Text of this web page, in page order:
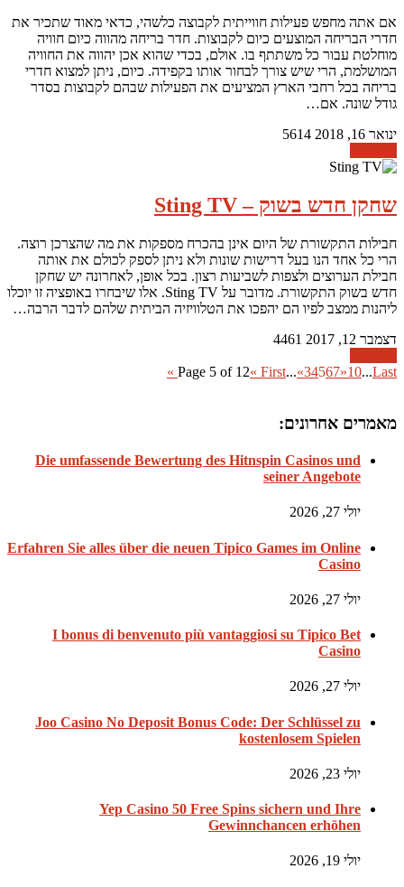
אם אתה מחפש פעילות חווייתית לקבוצה כלשהי, כדאי מאוד שתכיר את
חדרי הבריחה המוצעים כיום לקבוצות. חדר בריחה מהווה כיום חוויה
מוחלטת עבור כל משתתף בו. אולם, בכדי שהוא אכן יהווה את החוויה
המושלמת, הרי שיש צורך לבחור אותו בקפידה. כיום, ניתן למצוא חדרי
בריחה בכל רחבי הארץ המציעים את הפעילות שבהם לקבוצות בסדר
גודל שונה. אם…
ינואר 16, 2018
שחקן חדש בשוק – Sting TV
חבילות התקשורת של היום אינן בהכרח מספקות את מה שהצרכן רוצה.
הרי כל אחד הנו בעל דרישות שונות ולא ניתן לספק לכולם את אותה
חבילת הערוצים ולצפות לשביעות רצון. בכל אופן, לאחרונה יש שחקן
חדש בשוק התקשורת. מדובר על Sting TV. אלו שיבחרו באופציה זו יוכלו
ליהנות ממצב לפיו הם יהפכו את הטלוויזיה הביתית שלהם לדבר הרבה…
דצמבר 12, 2017
Page 5 of 12« First...«34567»10...Last »
מאמרים אחרונים:
Die umfassende Bewertung des Hitnspin Casinos und
seiner Angebote
יולי 27, 2026
Erfahren Sie alles über die neuen Tipico Games im Online
Casino
יולי 27, 2026
I bonus di benvenuto più vantaggiosi su Tipico Bet
Casino
יולי 27, 2026
Joo Casino No Deposit Bonus Code: Der Schlüssel zu
kostenlosem Spielen
יולי 23, 2026
Yep Casino 50 Free Spins sichern und Ihre
Gewinnchancen erhöhen
יולי 19, 2026